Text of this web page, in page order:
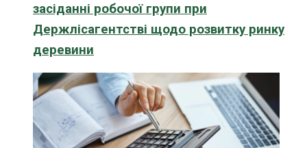
засіданні робочої групи при
Держлісагентстві щодо розвитку ринку
деревини